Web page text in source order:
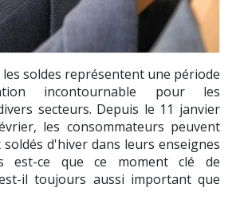
soldes représentent une période
incontournable pour les
secteurs. Depuis le 11 janvier
les consommateurs peuvent
d'hiver dans leurs enseignes
est-ce que ce moment clé de
il toujours aussi important que